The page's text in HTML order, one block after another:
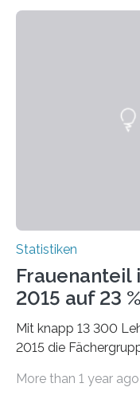
Statistiken
Frauenanteil
2015 auf 23
Mit knapp 13 300
2015 die
bei…
More than 1 year ago